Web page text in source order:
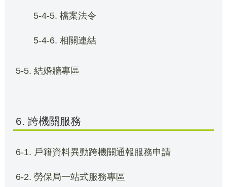
5-4-5. 檔案法令
5-4-6. 相關連結
5-5. 結婚牆專區
6. 跨機關服務
6-1. 戶籍資料異動跨機關通報服務申請
6-2. 勞保局一站式服務專區